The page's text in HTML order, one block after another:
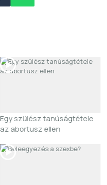
Egy szülész tanúságtétele
az abortusz ellen